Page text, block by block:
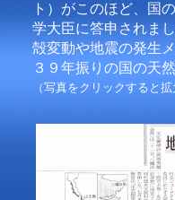
ト）がこのほど、国
学大臣に答申されま
殻変動や地震の発生
３９年振りの国の天
（写真をクリックすると拡